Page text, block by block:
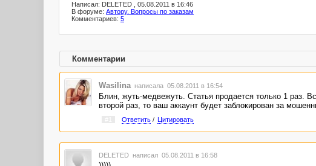
Написал: DELETED , 05.08.2011 в 16:46
В форуме: Автору. Вопросы по заказам
Комментариев: 5
Комментарии
Wasilina написала 05.08.2011 в 16:54
Блин, жуть-медвежуть. Статья продается только 1 раз.
второй раз, то ваш аккаунт будет заблокирован за
Ответить/ Цитировать
DELETED написал 05.08.2011 в 16:58